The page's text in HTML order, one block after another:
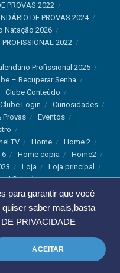
para garantir que você
saber mais,basta
PRIVACIDADE
ACEITAR
PROVAS 2022
DE PROVAS 2024
Natação 2026
2022
Profissional 2025
– Recuperar Senha
Clube Conteúdo
Clube Login
Curiosidades
Provas
Eventos
TV
Home
Home 2
6 Home copia
Home2
Loja
Loja principal
Sales)
Marcas
Notícias Instagram
Política de privacidade
Troca e Devolução